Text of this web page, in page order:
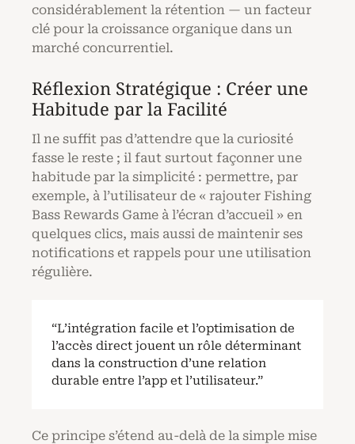
considérablement la rétention — un facteur
clé pour la croissance organique dans un
marché concurrentiel.
Réflexion Stratégique : Créer une
Habitude par la Facilité
Il ne suffit pas d’attendre que la curiosité
fasse le reste ; il faut surtout façonner une
habitude par la simplicité : permettre, par
exemple, à l’utilisateur de « rajouter Fishing
Bass Rewards Game à l’écran d’accueil » en
quelques clics, mais aussi de maintenir ses
notifications et rappels pour une utilisation
régulière.
“L’intégration facile et l’optimisation de
l’accès direct jouent un rôle déterminant
dans la construction d’une relation
durable entre l’app et l’utilisateur.”
Ce principe s’étend au-delà de la simple mise